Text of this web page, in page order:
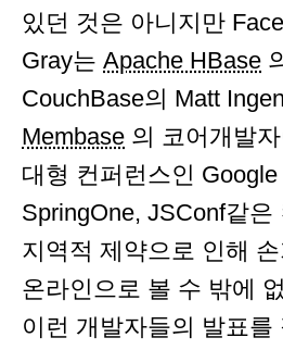
있던 것은 아니지만
Gray는 Apache HBase
CouchBase의 Matt
Membase 의 코어개발
대형 컨퍼런스인
SpringOne, JSConf같은
지역적 제약으로 인해
온라인으로 볼 수 밖에
이런 개발자들의 발표를